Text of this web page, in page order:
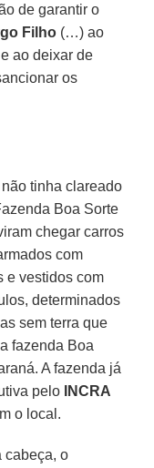
de garantir o
Filho (…) ao
ao deixar de
os
tinha clareado
Boa Sorte
chegar carros
com
e vestidos com
determinados
sem terra que
fazenda Boa
A fazenda já
pelo
INCRA
o local.
cabeça, o